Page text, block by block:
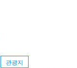
관광지